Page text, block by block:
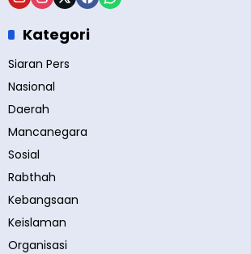
Kategori
Siaran Pers
Nasional
Daerah
Mancanegara
Sosial
Rabthah
Kebangsaan
Keislaman
Organisasi